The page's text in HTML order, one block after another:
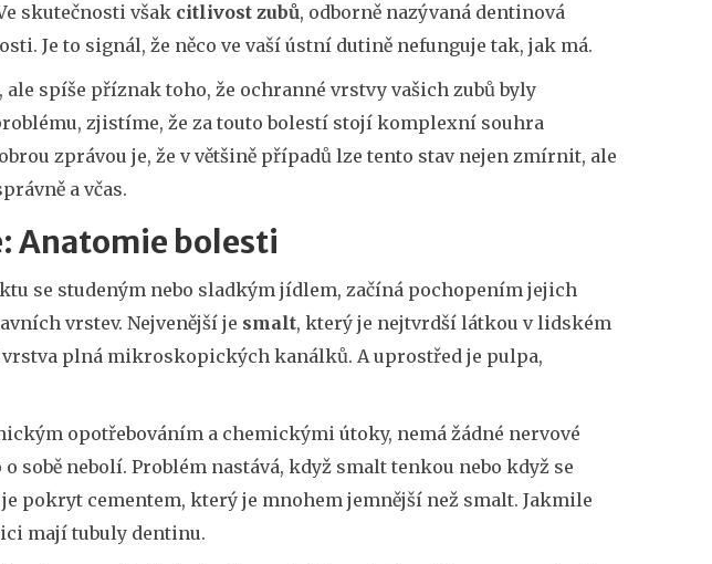
skutečnosti však citlivost zubů, odborně nazývaná dentinová
Je to signál, že něco ve vaší ústní dutině nefunguje tak, jak má.
spíše příznak toho, že ochranné vrstvy vašich zubů byly
zjistíme, že za touto bolestí stojí komplexní souhra
zprávou je, že v většině případů lze tento stav nejen zmírnit, ale
a včas.
Anatomie bolesti
se studeným nebo sladkým jídlem, začíná pochopením jejich
vrstev. Nejvenější je smalt, který je nejtvrdší látkou v lidském
vrstva plná mikroskopických kanálků. A uprostřed je pulpa,
opotřebováním a chemickými útoky, nemá žádné nervové
sobě nebolí. Problém nastává, když smalt tenkou nebo když se
pokryt cementem, který je mnohem jemnější než smalt. Jakmile
mají tubuly dentinu.